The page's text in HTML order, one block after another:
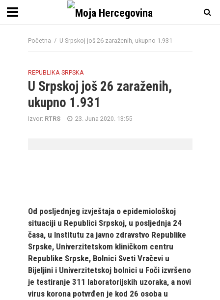
Početna / U Srpskoj još 26 zaraženih, ukupno 1.931
REPUBLIKA SRPSKA
U Srpskoj još 26 zaraženih,
ukupno 1.931
Izvor: RTRS 23. Juna 2020. 13:55
Od posljednjeg izvještaja o epidemiološkoj
situaciji u Republici Srpskoj, u posljednja 24
časa, u Institutu za javno zdravstvo Republike
Srpske, Univerzitetskom kliničkom centru
Republike Srpske, Bolnici Sveti Vračevi u
Bijeljini i Univerzitetskoj bolnici u Foči izvršeno
je testiranje 311 laboratorijskih uzoraka, a novi
virus korona potvrđen je kod 26 osoba u